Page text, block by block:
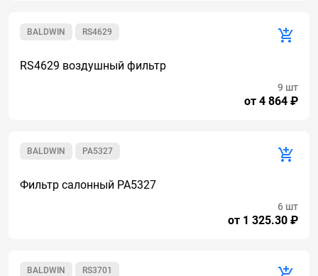
RS4629
BALDWIN
RS4629 воздушный фильтр
от 4 864 ₽
9 шт
PA5327
BALDWIN
Фильтр салонный PA5327
от 1 325.30 ₽
6 шт
RS3701
BALDWIN